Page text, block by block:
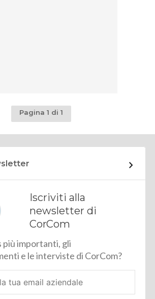
Pagina 1 di 1
Iscriviti alla
newsletter di
CorCom
più importanti, gli
e le interviste di CorCom?